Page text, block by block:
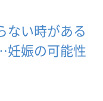
ない時がある
妊娠の可能性